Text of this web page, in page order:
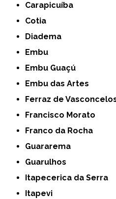
Carapicuíba
Cotia
Diadema
Embu
Embu Guaçú
Embu das Artes
Ferraz de
Francisco Morato
Franco da Rocha
Guararema
Guarulhos
Itapecerica da Serra
Itapevi